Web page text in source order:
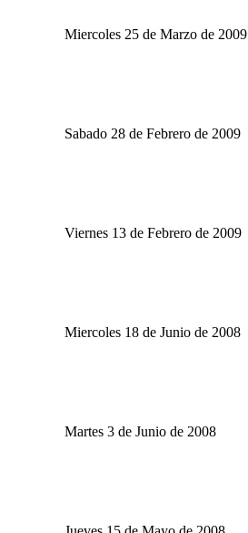
Miercoles 25 de Marzo de 2009
Sabado 28 de Febrero de 2009
Viernes 13 de Febrero de 2009
Miercoles 18 de Junio de 2008
Martes 3 de Junio de 2008